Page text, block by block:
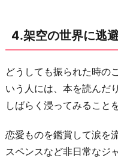
4.架空の世界に逃
どうしても振られた時の
いう人には、本を読んだ
しばらく浸ってみること
恋愛ものを鑑賞して涙を
スペンスなど非日常なジ